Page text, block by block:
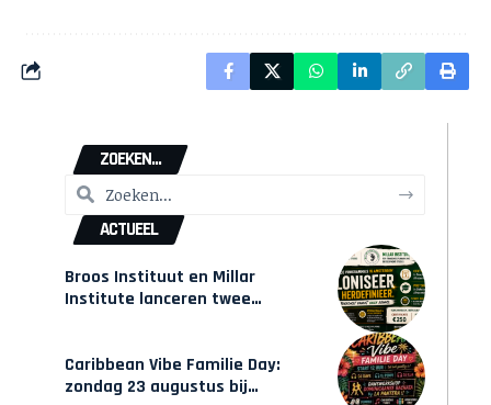
ZOEKEN...
ACTUEEL
Broos Instituut en Millar
Institute lanceren twee
Caribbean Vibe Familie Day:
zondag 23 augustus bij